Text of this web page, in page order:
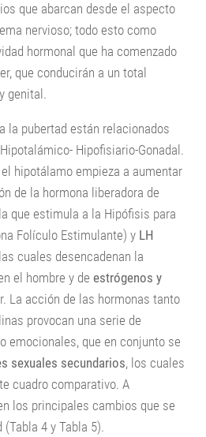
que abarcan desde el aspecto
nervioso; todo esto como
hormonal que ha comenzado
que conducirán a un total
genital.
la pubertad están relacionados
Hipofisiario-Gonadal.
hipotálamo empieza a aumentar
de la hormona liberadora de
que estimula a la Hipófisis para
Folículo Estimulante) y LH
cuales desencadenan la
el hombre y de estrógenos y
La acción de las hormonas tanto
provocan una serie de
emocionales, que en conjunto se
sexuales secundarios, los cuales
cuadro comparativo. A
los principales cambios que se
4 y Tabla 5).